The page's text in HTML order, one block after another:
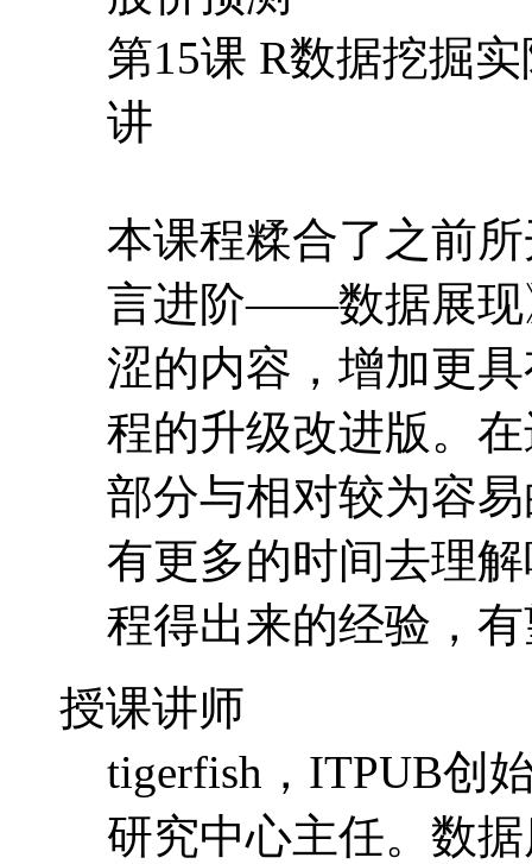
第15课 R数据挖掘
讲
本课程糅合了之前
言进阶——数据展现
涩的内容，增加更
程的升级改进版。
部分与相对较为容
有更多的时间去理
程得出来的经验，
授课讲师
tigerfish，ITPUB创
研究中心主任。数